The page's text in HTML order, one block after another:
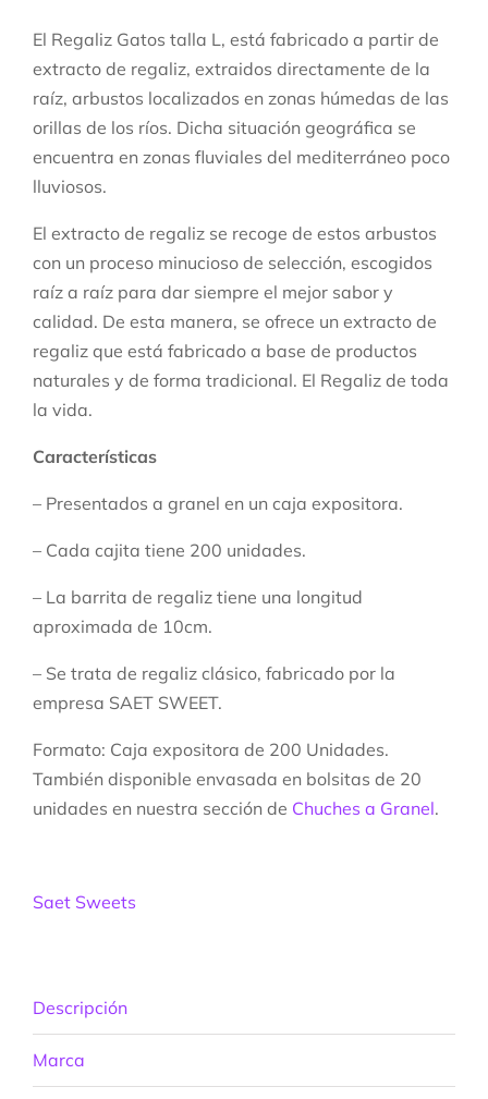
El Regaliz Gatos talla L, está fabricado a partir de
extracto de regaliz, extraidos directamente de la
raíz, arbustos localizados en zonas húmedas de las
orillas de los ríos. Dicha situación geográfica se
encuentra en zonas fluviales del mediterráneo poco
lluviosos.
El extracto de regaliz se recoge de estos arbustos
con un proceso minucioso de selección, escogidos
raíz a raíz para dar siempre el mejor sabor y
calidad. De esta manera, se ofrece un extracto de
regaliz que está fabricado a base de productos
naturales y de forma tradicional. El Regaliz de toda
la vida.
Características
– Presentados a granel en un caja expositora.
– Cada cajita tiene 200 unidades.
– La barrita de regaliz tiene una longitud
aproximada de 10cm.
– Se trata de regaliz clásico, fabricado por la
empresa SAET SWEET.
Formato: Caja expositora de 200 Unidades.
También disponible envasada en bolsitas de 20
unidades en nuestra sección de Chuches a Granel.
Saet Sweets
Descripción
Marca